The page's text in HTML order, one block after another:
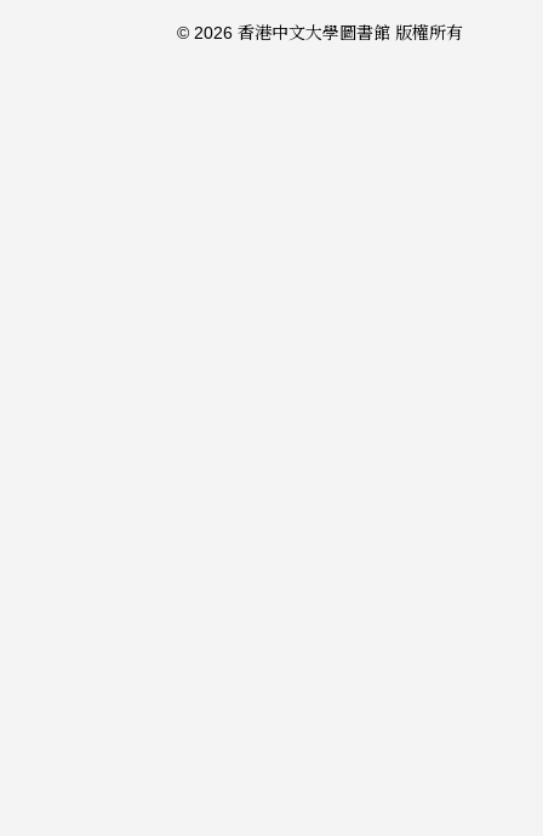
© 2026 香港中文大學圖書館 版權所有